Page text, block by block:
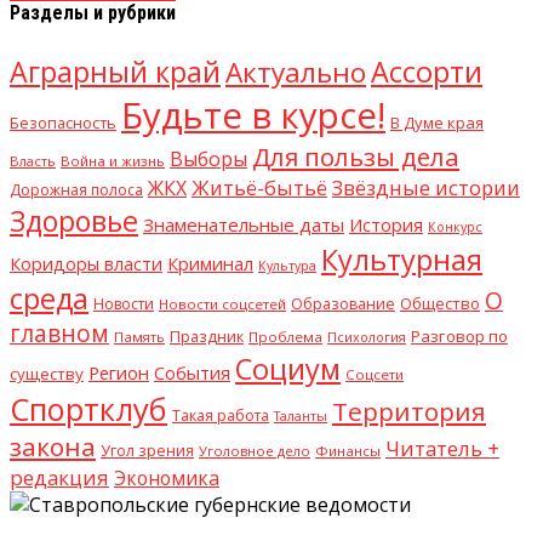
Разделы и рубрики
Аграрный крайАктуальноАссорти
Безопасность Будьте в курсе! В Думе края
Власть Война и жизнь Выборы Для пользы дела
Дорожная полоса ЖКХЖитьё-бытьё Звёздные истории
Здоровье Знаменательные даты История Конкурс
Коридоры власти Криминал Культура Культурная
среда Новости Новости соцсетей Образование Общество О
главном Память Праздник Проблема Психология Разговор по
существу Регион События Социум Соцсети
Спортклуб Такая работа Таланты Территория
закона Угол зрения Уголовное дело Финансы Читатель +
редакция Экономика